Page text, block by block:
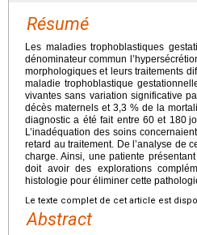
Résumé
Les maladies trophoblastiques
dénominateur commun
morphologiques et leurs traitements
maladie trophoblastique
vivantes sans variation significative
décès maternels et 3,3 % de la
diagnostic a été fait entre 60 et 180
L’inadéquation des soins
retard au traitement. De l’analyse de
charge. Ainsi, une patiente
doit avoir des explorations
histologie pour éliminer cette
Le texte complet de cet article est
Abstract